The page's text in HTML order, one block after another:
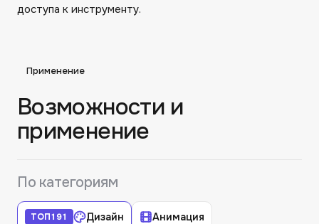
доступа к инструменту.
Применение
Возможности и
применение
По категориям
ТОП191 Дизайн Анимация